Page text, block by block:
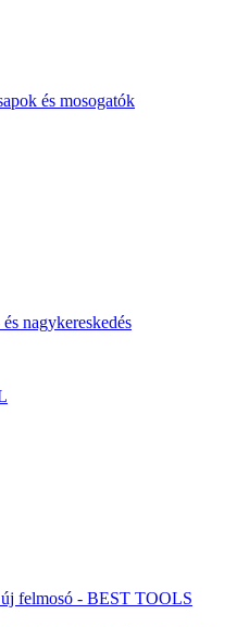
és mosogatók
nagykereskedés
felmosó - BEST TOOLS